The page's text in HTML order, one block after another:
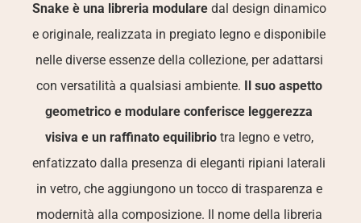
Snake è una libreria modulare dal design dinamico
e originale, realizzata in pregiato legno e disponibile
nelle diverse essenze della collezione, per adattarsi
con versatilità a qualsiasi ambiente. Il suo aspetto
geometrico e modulare conferisce leggerezza
visiva e un raffinato equilibrio tra legno e vetro,
enfatizzato dalla presenza di eleganti ripiani laterali
in vetro, che aggiungono un tocco di trasparenza e
modernità alla composizione. Il nome della libreria